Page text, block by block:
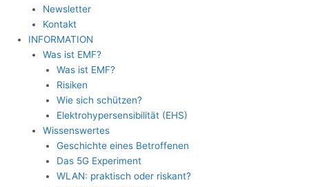
Newsletter
Kontakt
INFORMATION
Was ist EMF?
Was ist EMF?
Risiken
Wie sich schützen?
Elektrohypersensibilität (EHS)
Wissenswertes
Geschichte eines Betroffenen
Das 5G Experiment
WLAN: praktisch oder riskant?